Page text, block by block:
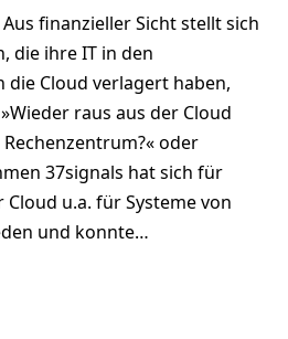
Aus finanzieller Sicht stellt sich
die ihre IT in den
die Cloud verlagert haben,
raus aus der Cloud
oder
37signals hat sich für
u.a. für Systeme von
und konnte…